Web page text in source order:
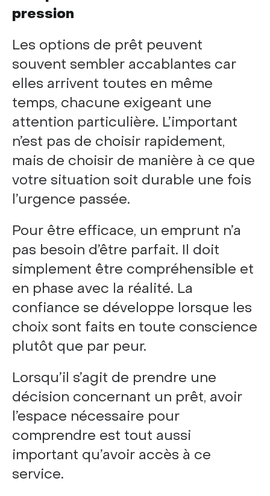
pression
Les options de prêt peuvent
souvent sembler accablantes car
elles arrivent toutes en même
temps, chacune exigeant une
attention particulière. L’important
n’est pas de choisir rapidement,
mais de choisir de manière à ce que
votre situation soit durable une fois
l’urgence passée.
Pour être efficace, un emprunt n’a
pas besoin d’être parfait. Il doit
simplement être compréhensible et
en phase avec la réalité. La
confiance se développe lorsque les
choix sont faits en toute conscience
plutôt que par peur.
Lorsqu’il s’agit de prendre une
décision concernant un prêt, avoir
l’espace nécessaire pour
comprendre est tout aussi
important qu’avoir accès à ce
service.